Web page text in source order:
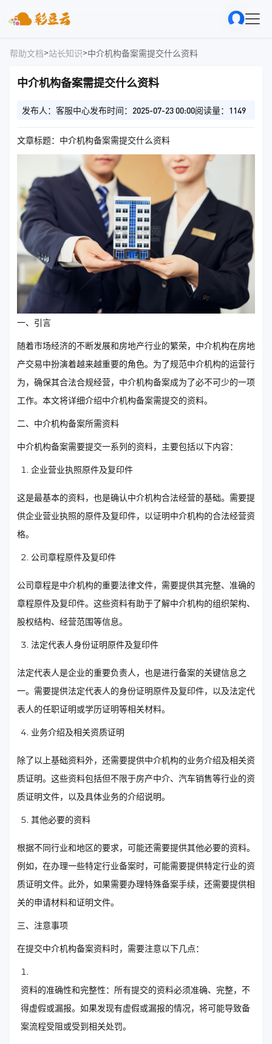
帮助文档>站长知识>中介机构备案需提交什么资料
中介机构备案需提交什么资料
发布人：客服中心发布时间：2025-07-23 00:00阅读量：1149
文章标题：中介机构备案需提交什么资料
一、引言
随着市场经济的不断发展和房地产行业的繁荣，中介机构在房地
产交易中扮演着越来越重要的角色。为了规范中介机构的运营行
为，确保其合法合规经营，中介机构备案成为了必不可少的一项
工作。本文将详细介绍中介机构备案需提交的资料。
二、中介机构备案所需资料
中介机构备案需要提交一系列的资料，主要包括以下内容：
企业营业执照原件及复印件
这是最基本的资料，也是确认中介机构合法经营的基础。需要提
供企业营业执照的原件及复印件，以证明中介机构的合法经营资
格。
公司章程原件及复印件
公司章程是中介机构的重要法律文件，需要提供其完整、准确的
章程原件及复印件。这些资料有助于了解中介机构的组织架构、
股权结构、经营范围等信息。
法定代表人身份证明原件及复印件
法定代表人是企业的重要负责人，也是进行备案的关键信息之
一。需要提供法定代表人的身份证明原件及复印件，以及法定代
表人的任职证明或学历证明等相关材料。
业务介绍及相关资质证明
除了以上基础资料外，还需要提供中介机构的业务介绍及相关资
质证明。这些资料包括但不限于房产中介、汽车销售等行业的资
质证明文件，以及具体业务的介绍说明。
其他必要的资料
根据不同行业和地区的要求，可能还需要提供其他必要的资料。
例如，在办理一些特定行业备案时，可能需要提供特定行业的资
质证明文件。此外，如果需要办理特殊备案手续，还需要提供相
关的申请材料和证明文件。
三、注意事项
在提交中介机构备案资料时，需要注意以下几点：
资料的准确性和完整性：所有提交的资料必须准确、完整，不
得虚假或漏报。如果发现有虚假或漏报的情况，将可能导致备
案流程受阻或受到相关处罚。